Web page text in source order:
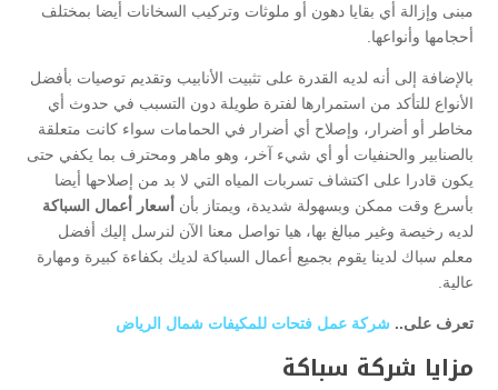
مبنى وإزالة أي بقايا دهون أو ملوثات وتركيب السخانات أيضا بمختلف
أحجامها وأنواعها.
بالإضافة إلى أنه لديه القدرة على تثبيت الأنابيب وتقديم توصيات بأفضل
الأنواع للتأكد من استمرارها لفترة طويلة دون التسبب في حدوث أي
مخاطر أو أضرار، وإصلاح أي أضرار في الحمامات سواء كانت متعلقة
بالصنابير والحنفيات أو أي شيء آخر، وهو ماهر ومحترف بما يكفي حتى
يكون قادرا على اكتشاف تسربات المياه التي لا بد من إصلاحها أيضا
بأسرع وقت ممكن وبسهولة شديدة، ويمتاز بأن
أسعار أعمال السباكة
لديه رخيصة وغير مبالغ بها، هيا تواصل معنا الآن لنرسل إليك أفضل
معلم سباك لدينا يقوم بجميع أعمال السباكة لديك بكفاءة كبيرة ومهارة
عالية.
تعرف على.. شركة عمل فتحات للمكيفات شمال الرياض
مزايا شركة سباكة